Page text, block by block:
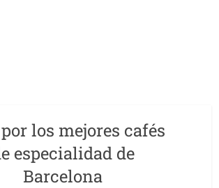
los mejores cafés
especialidad de
Barcelona